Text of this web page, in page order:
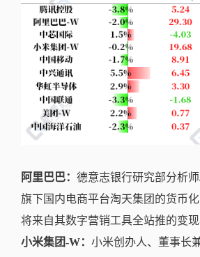
阿里巴巴： 德意志银行研究部分析
旗下国内电商平台淘天集团的货币
将来自其数字营销工具全站推的变
小米集团-W： 小米创办人、董事长